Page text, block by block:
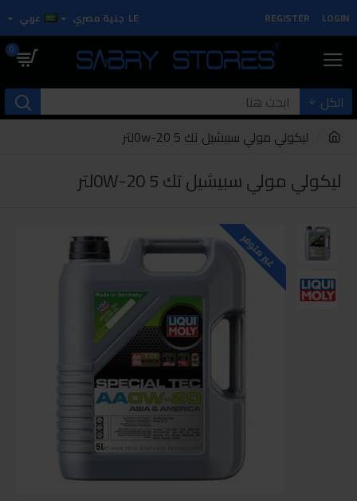
LOGIN
REGISTER
LE جنية مصري عربي
0
الكل
ليكولي مولي سبيشيل تك 0w-20 5لتر
ليكولي مولي سبيشيل تك 0W-20 5لتر
غير متوفر